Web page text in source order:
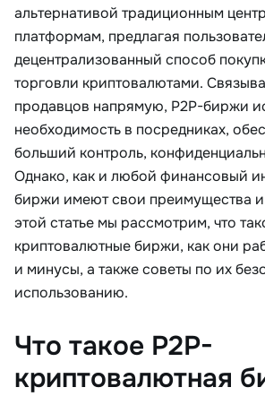
альтернативой традиционным
платформам, предлагая
децентрализованный способ
торговли криптовалютами.
продавцов напрямую, P2P-биржи
необходимость в посредниках,
больший контроль,
Однако, как и любой финансовый
биржи имеют свои преимущества и
этой статье мы рассмотрим, что
криптовалютные биржи, как они
и минусы, а также советы по их
использованию.
Что такое P2P-
криптовалютная